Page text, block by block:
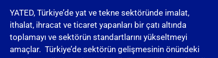
YATED, Türkiye’de yat ve tekne sektöründe imalat,
ithalat, ihracat ve ticaret yapanları bir çatı altında
toplamayı ve sektörün standartlarını yükseltmeyi
amaçlar. Türkiye’de sektörün gelişmesinin önündeki